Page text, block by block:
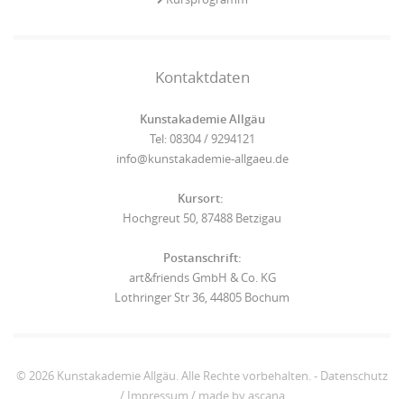
Kontaktdaten
Kunstakademie Allgäu
Tel: 08304 / 9294121
info@kunstakademie-allgaeu.de
Kursort:
Hochgreut 50, 87488 Betzigau
Postanschrift:
art&friends GmbH & Co. KG
Lothringer Str 36, 44805 Bochum
© 2026 Kunstakademie Allgäu. Alle Rechte vorbehalten. - Datenschutz
/ Impressum / made by ascana